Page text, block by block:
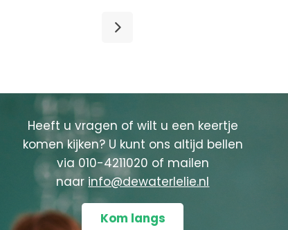
Heeft u vragen of wilt u een keertje
komen kijken? U kunt ons altijd bellen
via010-4211020 of mailen
naar info@dewaterlelie.nl
Kom langs